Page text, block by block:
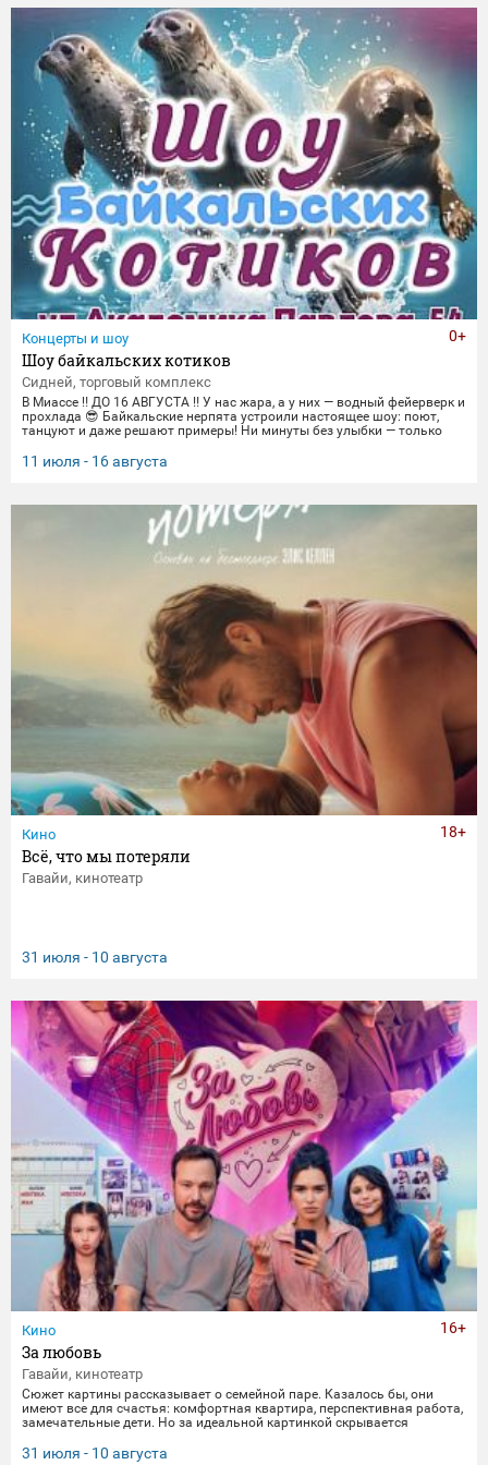
торжественные парады в честь Дня Победы и пронзительные
портреты фронто
Концерты и шоу
Шоу байкальских котиков
Сидней, торговый комплекс
В Миассе ‼️ ДО 16 АВГУСТА ‼️ У нас жара, а у них — водный фейерверк и
прохлада 😎 Байкальские нерпята устроили настоящее шоу: поют,
танцуют и даже решают примеры! Ни минуты без улыбки — только
позитивом вместе с нами! 🌊 График представлений: Со среды по
пятницу 14:00, 16:00,18:30 Суббота и воскресенье
11 июля - 16 августа
0+
Кино
Всё, что мы потеряли
Гавайи, кинотеатр
31 июля - 10 августа
18+
Кино
За любовь
Гавайи, кинотеатр
Сюжет картины рассказывает о семейной паре. Казалось бы, они
имеют все для счастья: комфортная квартира, перспективная работа,
замечательные дети. Но за идеальной картинкой скрывается
жизнью, убегая от рутины и последствий быта. Однажды пара
31 июля - 10 августа
16+